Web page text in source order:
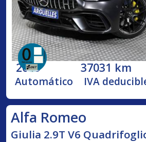
2019 37031 km
Automático IVA
Alfa Romeo
Giulia 2.9T V6